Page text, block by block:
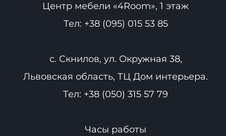
Центр мебели «4Room», 1 этаж
Тел: +38 (095) 015 53 85
с. Скнилов, ул. Окружная 38,
Львовская область, ТЦ Дом интерьера.
Тел: +38 (050) 315 57 79
Часы работы